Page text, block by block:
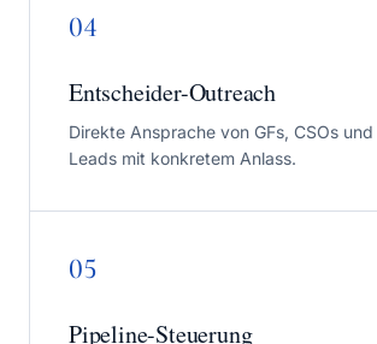
04
Entscheider-Outreach
Direkte Ansprache von GFs, CSOs
Leads mit konkretem Anlass.
05
Pipeline-Steuerung